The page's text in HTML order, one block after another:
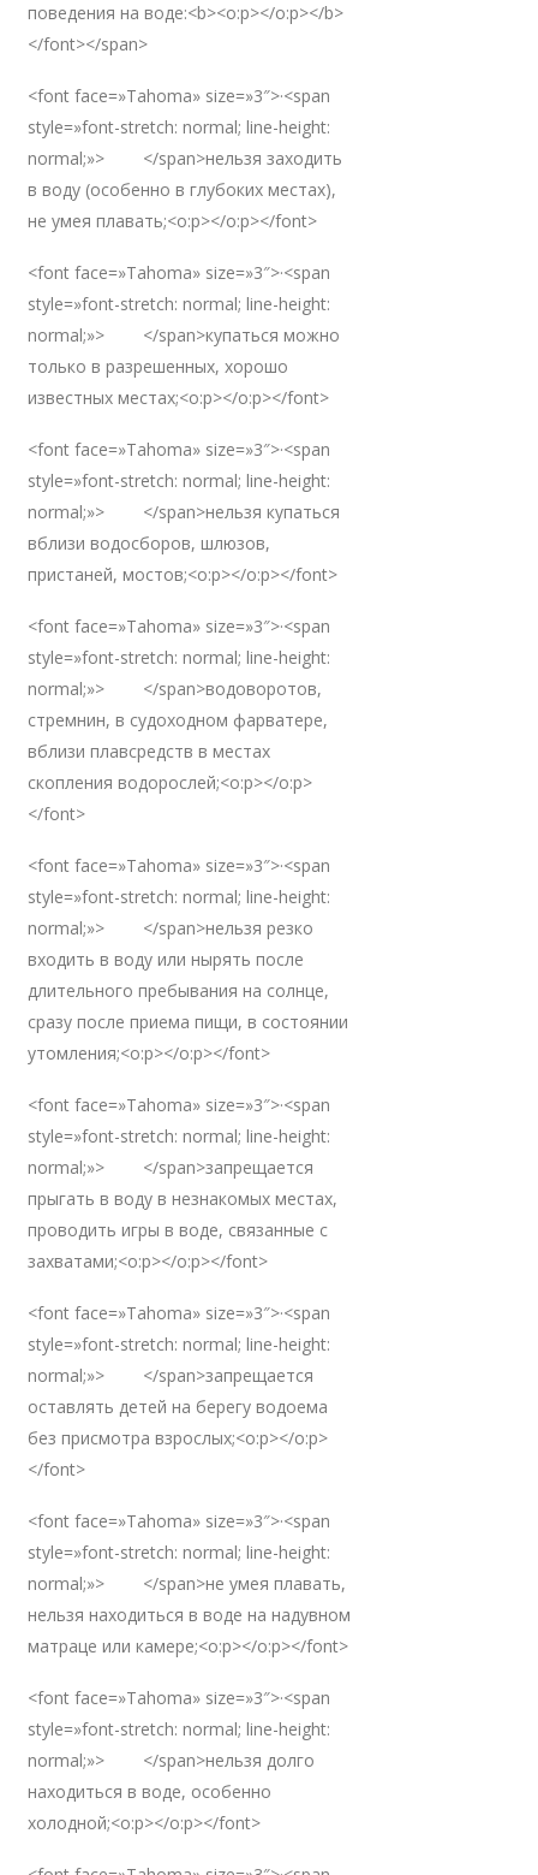
поведения на воде:<b><o:p></o:p></b>
</font></span>
<font face=»Tahoma» size=»3″>·<span
style=»font-stretch: normal; line-height:
normal;»> </span>нельзя заходить
в воду (особенно в глубоких местах),
не умея плавать;<o:p></o:p></font>
<font face=»Tahoma» size=»3″>·<span
style=»font-stretch: normal; line-height:
normal;»> </span>купаться можно
только в разрешенных, хорошо
известных местах;<o:p></o:p></font>
<font face=»Tahoma» size=»3″>·<span
style=»font-stretch: normal; line-height:
normal;»> </span>нельзя купаться
вблизи водосборов, шлюзов,
пристаней, мостов;<o:p></o:p></font>
<font face=»Tahoma» size=»3″>·<span
style=»font-stretch: normal; line-height:
normal;»> </span>водоворотов,
стремнин, в судоходном фарватере,
вблизи плавсредств в местах
скопления водорослей;<o:p></o:p>
</font>
<font face=»Tahoma» size=»3″>·<span
style=»font-stretch: normal; line-height:
normal;»> </span>нельзя резко
входить в воду или нырять после
длительного пребывания на солнце,
сразу после приема пищи, в состоянии
утомления;<o:p></o:p></font>
<font face=»Tahoma» size=»3″>·<span
style=»font-stretch: normal; line-height:
normal;»> </span>запрещается
прыгать в воду в незнакомых местах,
проводить игры в воде, связанные с
захватами;<o:p></o:p></font>
<font face=»Tahoma» size=»3″>·<span
style=»font-stretch: normal; line-height:
normal;»> </span>запрещается
оставлять детей на берегу водоема
без присмотра взрослых;<o:p></o:p>
</font>
<font face=»Tahoma» size=»3″>·<span
style=»font-stretch: normal; line-height:
normal;»> </span>не умея плавать,
нельзя находиться в воде на надувном
матраце или камере;<o:p></o:p></font>
<font face=»Tahoma» size=»3″>·<span
style=»font-stretch: normal; line-height:
normal;»> </span>нельзя долго
находиться в воде, особенно
холодной;<o:p></o:p></font>